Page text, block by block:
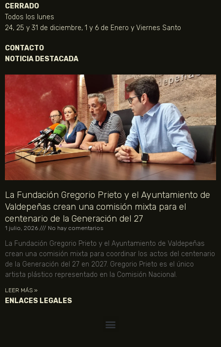
CERRADO
Todos los lunes
24, 25 y 31 de diciembre, 1 y 6 de Enero y Viernes Santo
CONTACTO
NOTICIA DESTACADA
La Fundación Gregorio Prieto y el Ayuntamiento de
Valdepeñas crean una comisión mixta para el
centenario de la Generación del 27
1 julio, 2026 No hay comentarios
La Fundación Gregorio Prieto y el Ayuntamiento de Valdepeñas
crean una comisión mixta para coordinar los actos del centenario
de la Generación del 27 en 2027. Gregorio Prieto es el único
artista plástico representado en la Comisión Nacional.
LEER MÁS »
ENLACES LEGALES